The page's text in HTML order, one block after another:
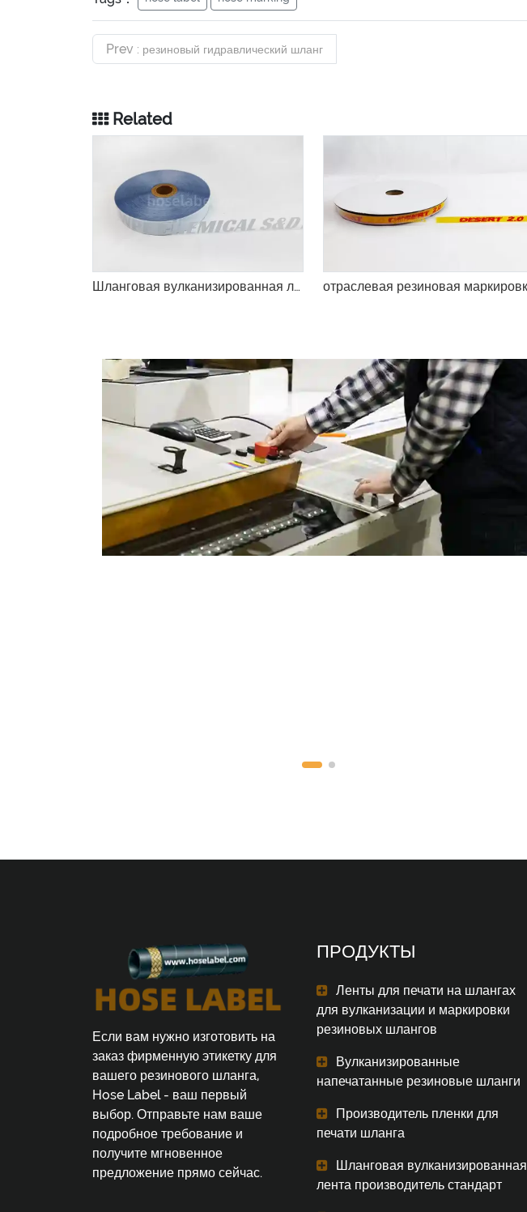
Prev : резиновый гидравлический шланг
Related
Шланговая вулканизированная лента производитель стандарт
Если вам нужно изготовить на
заказ фирменную этикетку для
вашего резинового шланга,
Hose Label - ваш первый
выбор. Отправьте нам ваше
подробное требование и
получите мгновенное
предложение прямо сейчас.
ПРОДУКТЫ
Ленты для печати на шлангах
для вулканизации и маркировки
резиновых шлангов
Вулканизированные
напечатанные резиновые шланги
Производитель пленки для
печати шланга
Шланговая вулканизированная
лента производитель стандарт